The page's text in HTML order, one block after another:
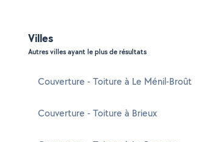
Villes
Autres villes ayant le plus de résultats
Couverture - Toiture à Le Ménil-Broût
Couverture - Toiture à Brieux